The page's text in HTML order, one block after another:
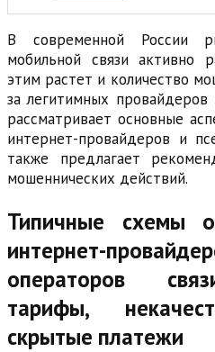
В современной России
мобильной связи активно
этим растет и количество
за легитимных
рассматривает основные
интернет-провайдеров и
также предлагает
мошеннических действий.
Типичные схемы
интернет-
операторов
тарифы,
скрытые платежи